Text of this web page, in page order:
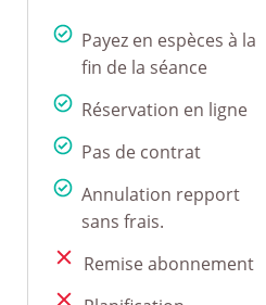
Payez en espèces à la
fin de la séance
Réservation en ligne
Pas de contrat
Annulation repport
sans frais.
Remise abonnement